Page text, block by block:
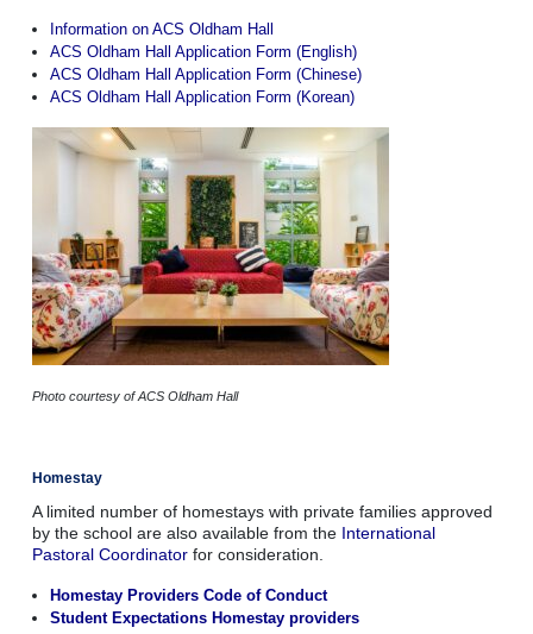
Information on ACS Oldham Hall
ACS Oldham Hall Application Form (English)
ACS Oldham Hall Application Form (Chinese)
ACS Oldham Hall Application Form (Korean)
Photo courtesy of ACS Oldham Hall
Homestay
A limited number of homestays with private families approved
by the school are also available from the International
Pastoral Coordinator for consideration.
Homestay Providers Code of Conduct
Student Expectations Homestay providers